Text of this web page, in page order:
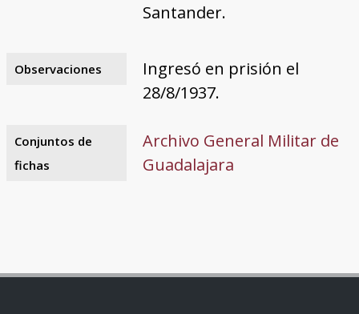
Santander.
Observaciones
Ingresó en prisión el
28/8/1937.
Conjuntos de
fichas
Archivo General Militar de
Guadalajara